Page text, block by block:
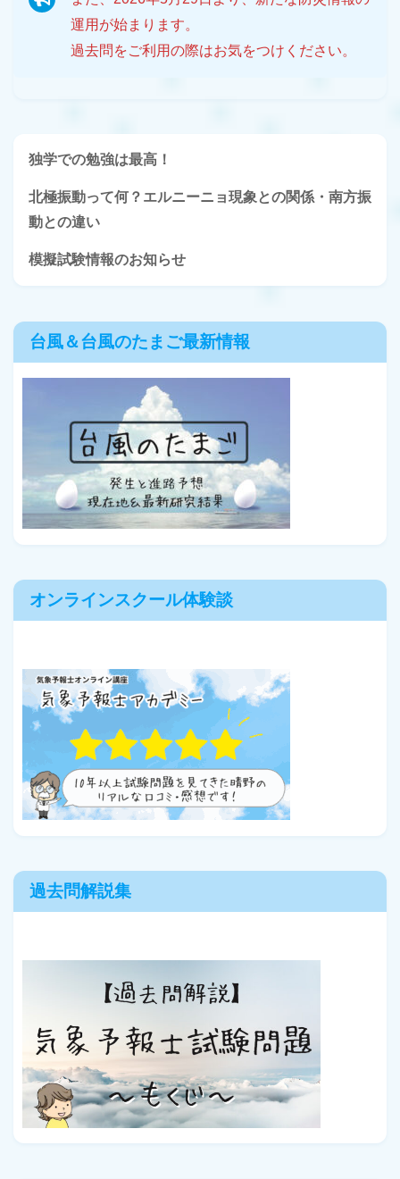
運用が始まります。
過去問をご利用の際はお気をつけください。
独学での勉強は最高！
北極振動って何？エルニーニョ現象との関係・南方振
動との違い
模擬試験情報のお知らせ
台風＆台風のたまご最新情報
オンラインスクール体験談
過去問解説集